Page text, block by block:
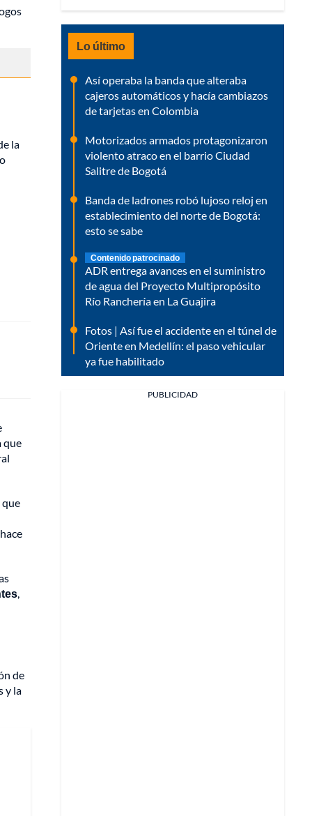
la
que
que
,
de
y la
Lo último
Así operaba la banda que alteraba
cajeros automáticos y hacía cambiazos
de tarjetas en Colombia
Motorizados armados protagonizaron
violento atraco en el barrio Ciudad
Salitre de Bogotá
Banda de ladrones robó lujoso reloj en
establecimiento del norte de Bogotá:
esto se sabe
Contenido patrocinado
ADR entrega avances en el suministro
de agua del Proyecto Multipropósito
Río Ranchería en La Guajira
Fotos | Así fue el accidente en el túnel de
Oriente en Medellín: el paso vehicular
ya fue habilitado
PUBLICIDAD